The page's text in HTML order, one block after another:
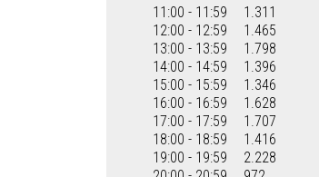
11:00 - 11:59
1.311
12:00 - 12:59
1.465
13:00 - 13:59
1.798
14:00 - 14:59
1.396
15:00 - 15:59
1.346
16:00 - 16:59
1.628
17:00 - 17:59
1.707
18:00 - 18:59
1.416
19:00 - 19:59
2.228